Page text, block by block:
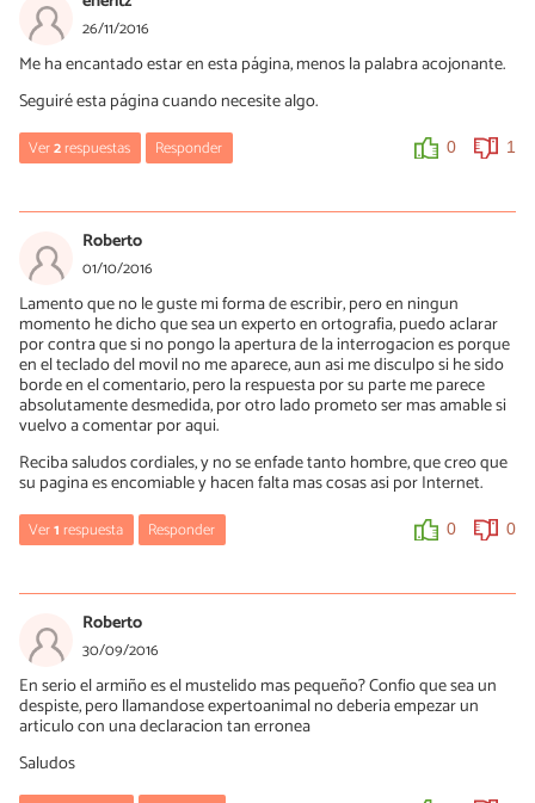
26/11/2016
Me ha encantado estar en esta página, menos la palabra acojonante.
Seguiré esta página cuando necesite algo.
Ver2respuestas Responder 0 1
12/12/2016
Hola:
En ningún momento he utilizado la palabra acojonante. He
utilizado acongojante, que se deriva de la palabra congoja y que
significa una desagradable sensación de temor, inquietud y
aprensión a la vez.
Saludos cordiales.
Ricard Sabatés
0
hamid 9ochiya
Es acongojante no es lo que tu dijidste
ha
0
Roberto
01/10/2016
Lamento que no le guste mi forma de escribir, pero en ningun
momento he dicho que sea un experto en ortografia, puedo aclarar
por contra que si no pongo la apertura de la interrogacion es porque
en el teclado del movil no me aparece, aun asi me disculpo si he sido
borde en el comentario, pero la respuesta por su parte me parece
absolutamente desmedida, por otro lado prometo ser mas amable si
vuelvo a comentar por aqui.
Reciba saludos cordiales, y no se enfade tanto hombre, que creo que
su pagina es encomiable y hacen falta mas cosas asi por Internet.
Ver1respuesta Responder 0 0
01/10/2016
Hola, Roberto:
No me molesta en absoluto su forma de escribir, y le agradezco y
acepto de forma sincera sus disculpas. A la vez que yo me
disculpo por el tono empleado en mi respuesta, que solamente
Roberto
30/09/2016
En serio el armiño es el mustelido mas pequeño? Confio que sea un
despiste, pero llamandose expertoanimal no deberia empezar un
articulo con una declaracion tan erronea
Saludos